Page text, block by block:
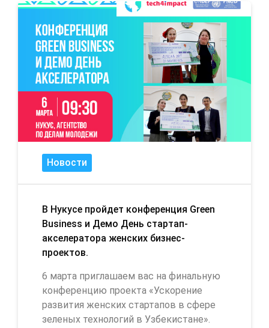
Новости
В Нукусе пройдет конференция Green
Business и Демо День стартап-
акселератора женских бизнес-
проектов.
6 марта приглашаем вас на финальную
конференцию проекта «Ускорение
развития женских стартапов в сфере
зеленых технологий в Узбекистане».